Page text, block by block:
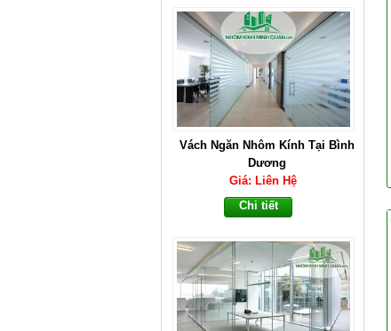
Vách Ngăn Nhôm Kính Tại Bình
Dương
Giá: Liên Hệ
Chi tiết